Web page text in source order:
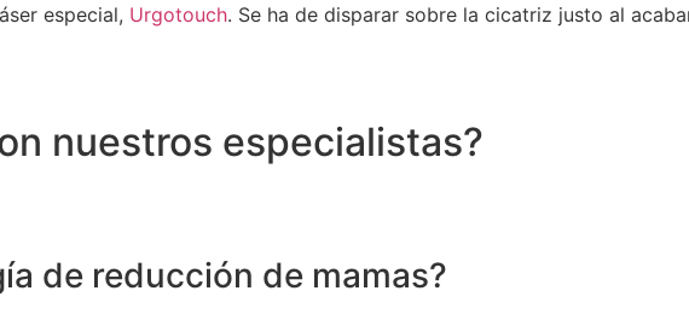
especial, Urgotouch. Se ha de disparar sobre la cicatriz justo al
nuestros especialistas?
de reducción de mamas?